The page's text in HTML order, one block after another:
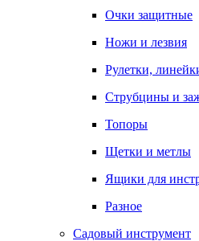
Очки защитные
Ножи и лезвия
Рулетки,
Струбцины и
Топоры
Щетки и метлы
Ящики для
Разное
Садовый инструмент